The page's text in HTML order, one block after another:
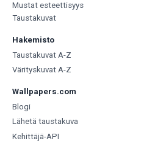
Mustat esteettisyys
Taustakuvat
Hakemisto
Taustakuvat A-Z
Värityskuvat A-Z
Wallpapers.com
Blogi
Lähetä taustakuva
Kehittäjä-API